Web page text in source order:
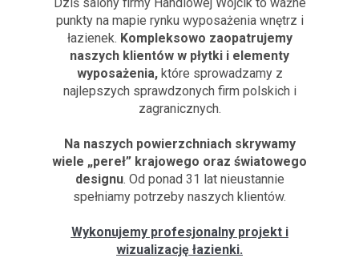
punkty na mapie rynku wyposażenia wnętrz i
łazienek. Kompleksowo zaopatrujemy
naszych klientów w płytki i elementy
wyposażenia,które sprowadzamy z
najlepszych sprawdzonych firm polskich i
zagranicznych.
Na naszych powierzchniach skrywamy
wiele „pereł” krajowego oraz światowego
designu. Od ponad 31 lat nieustannie
spełniamy potrzeby naszych klientów.
Wykonujemy profesjonalny projekt i
wizualizację łazienki.